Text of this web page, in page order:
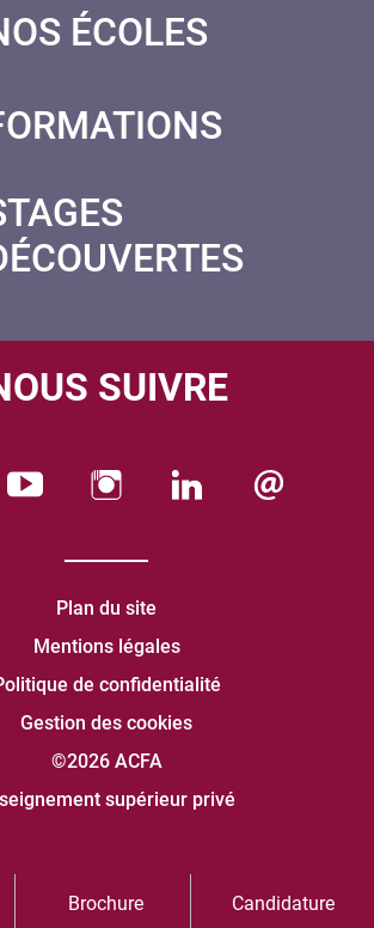
ÉCOLES
SUIVRE
Plan du site
Mentions légales
de confidentialité
Gestion des cookies
©2026 ACFA
supérieur privé
Brochure Candidature